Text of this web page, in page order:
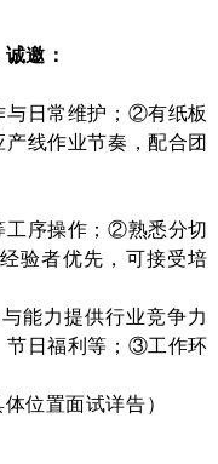
邀：
日常维护；②有纸板
线作业节奏，配合团
工序操作；②熟悉分切
验者优先，可接受培
能力提供行业竞争力
节日福利等；③工作环
位置面试详告）